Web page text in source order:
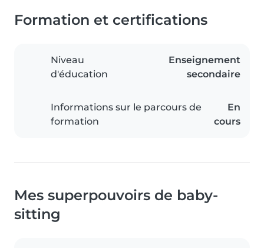
Formation et certifications
Niveau
d'éducation
Enseignement
secondaire
Informations sur le parcours de
formation
En
cours
Mes superpouvoirs de baby-
sitting